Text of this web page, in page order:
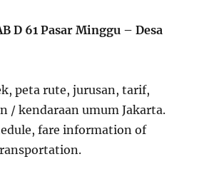
D 61 Pasar Minggu – Desa
peta rute, jurusan, tarif,
/ kendaraan umum Jakarta.
fare information of